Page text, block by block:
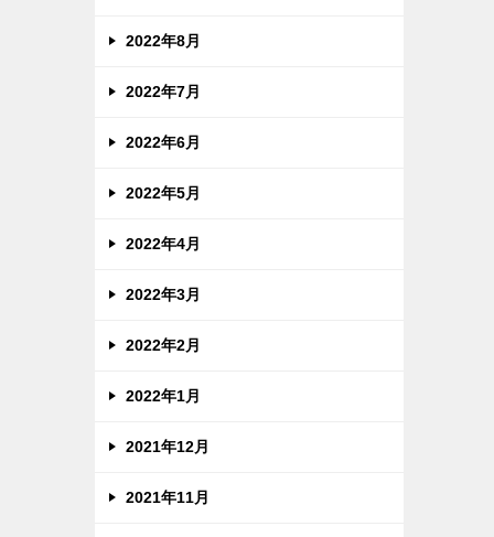
2022年8月
2022年7月
2022年6月
2022年5月
2022年4月
2022年3月
2022年2月
2022年1月
2021年12月
2021年11月